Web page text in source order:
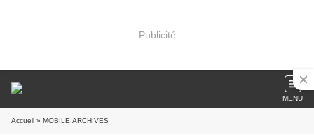
Publicité
MENU
Accueil » MOBILE.ARCHIVES